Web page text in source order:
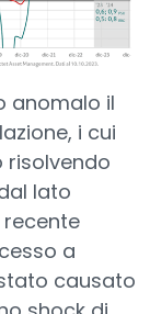
anomalo il
i cui
risolvendo
lato
a
causato